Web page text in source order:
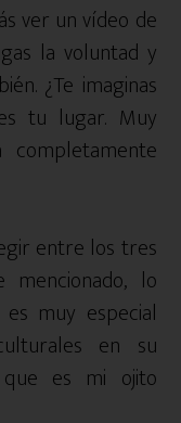
ver un vídeo de
la voluntad y
¿Te imaginas
tu lugar. Muy
entre los tres
lo
muy especial
en su
es mi ojito